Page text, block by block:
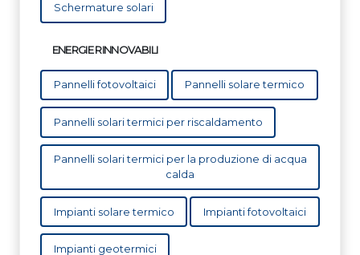
Schermature solari
ENERGIE RINNOVABILI
Pannelli fotovoltaici Pannelli solare termico
Pannelli solari termici per riscaldamento
Pannelli solari termici per la produzione di acqua
calda
Impianti solare termico Impianti fotovoltaici
Impianti geotermici